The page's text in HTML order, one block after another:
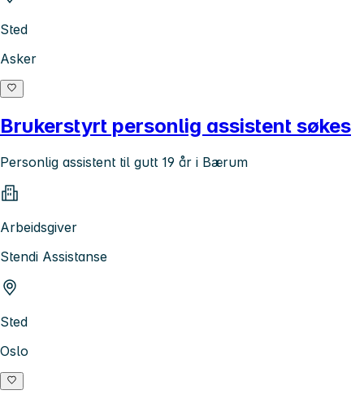
Sted
Asker
Brukerstyrt personlig assistent søkes
Personlig assistent til gutt 19 år i Bærum
Arbeidsgiver
Stendi Assistanse
Sted
Oslo